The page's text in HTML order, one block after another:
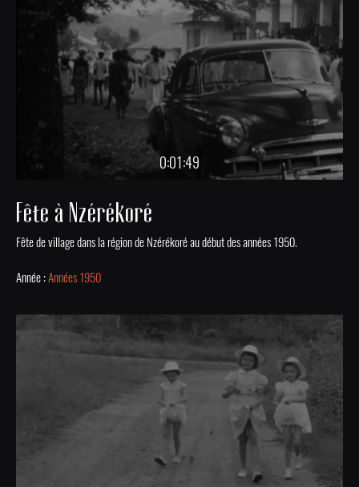
0:01:49
Fête à Nzérékoré
Fête de village dans la région de Nzérékoré au début des années 1950.
Année :Années 1950